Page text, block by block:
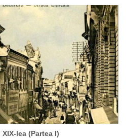
lea (Partea I)